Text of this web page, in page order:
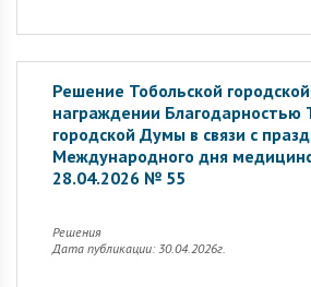
Решение Тобольской
награждении Благодарностью
городской Думы в связи с
Международного дня
28.04.2026 № 55
Решения
Дата публикации: 30.04.2026г.